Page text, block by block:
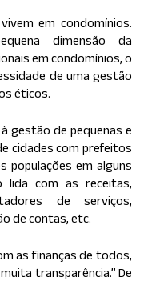
em condomínios.
dimensão da
em condomínios, o
de uma gestão
éticos.
gestão de pequenas e
cidades com prefeitos
populações em alguns
lida com as receitas,
de serviços,
de contas, etc.
as finanças de todos,
transparência.” De